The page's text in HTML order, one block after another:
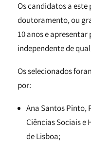
Os candidatos a
doutoramento, ou
10 anos e
independente de
Os selecionados
por:
Ana Santos Pinto,
Ciências Sociais e
de Lisboa;